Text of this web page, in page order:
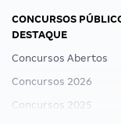
CONCURSOS
DESTAQUE
Concursos Abertos
Concursos 2026
Concursos 2025